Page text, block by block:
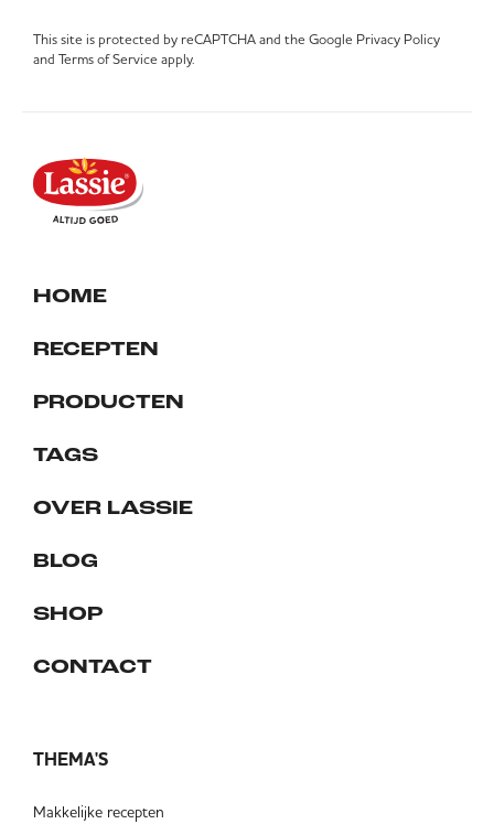
This site is protected by reCAPTCHA and the Google Privacy Policy
and Terms of Service apply.
HOME
RECEPTEN
PRODUCTEN
TAGS
OVER LASSIE
BLOG
SHOP
CONTACT
THEMA'S
Makkelijke recepten